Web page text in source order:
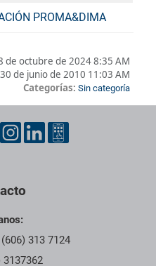
PROMA&DIMA
de octubre de 2024 8:35 AM
30 de junio de 2010 11:03 AM
Categorías: Sin categoría
de contacto, redes sociales y
313 7124
3137362